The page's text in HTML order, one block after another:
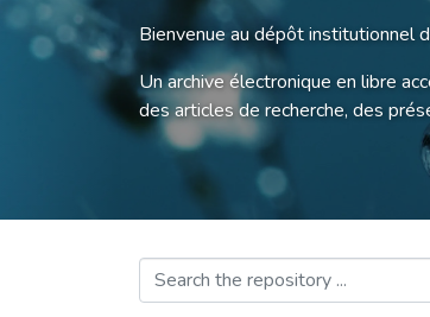
Bienvenue au dépôt institutionnel
Un archive électronique en libre
des articles de recherche, des